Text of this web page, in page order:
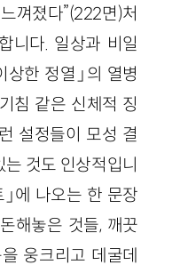
껴졌다”(222면)처
니다. 일상과 비일
상한 정열」의 열병
침 같은 신체적 징
설정들이 모성 결
것도 인상적입니
에 나오는 한 문장
해놓은 것들, 깨끗
웅크리고 데굴데